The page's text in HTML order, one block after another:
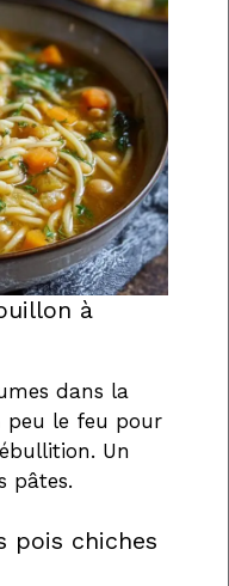
à
dans la
peu le feu pour
Un
pâtes.
pois chiches